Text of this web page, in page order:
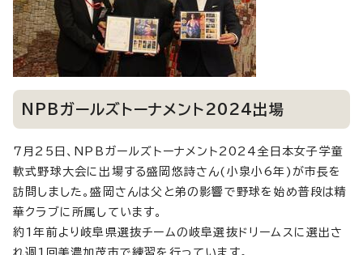
NPBガールズトーナメント2024出場
7月25日、NPBガールズトーナメント2024全日本女子学童
軟式野球大会に出場する盛岡悠詩さん(小泉小6年)が市長を
訪問しました。盛岡さんは父と弟の影響で野球を始め普段は精
華クラブに所属しています。
約1年前より岐阜県選抜チームの岐阜選抜ドリームスに選出さ
れ週1回美濃加茂市で練習を行っています。